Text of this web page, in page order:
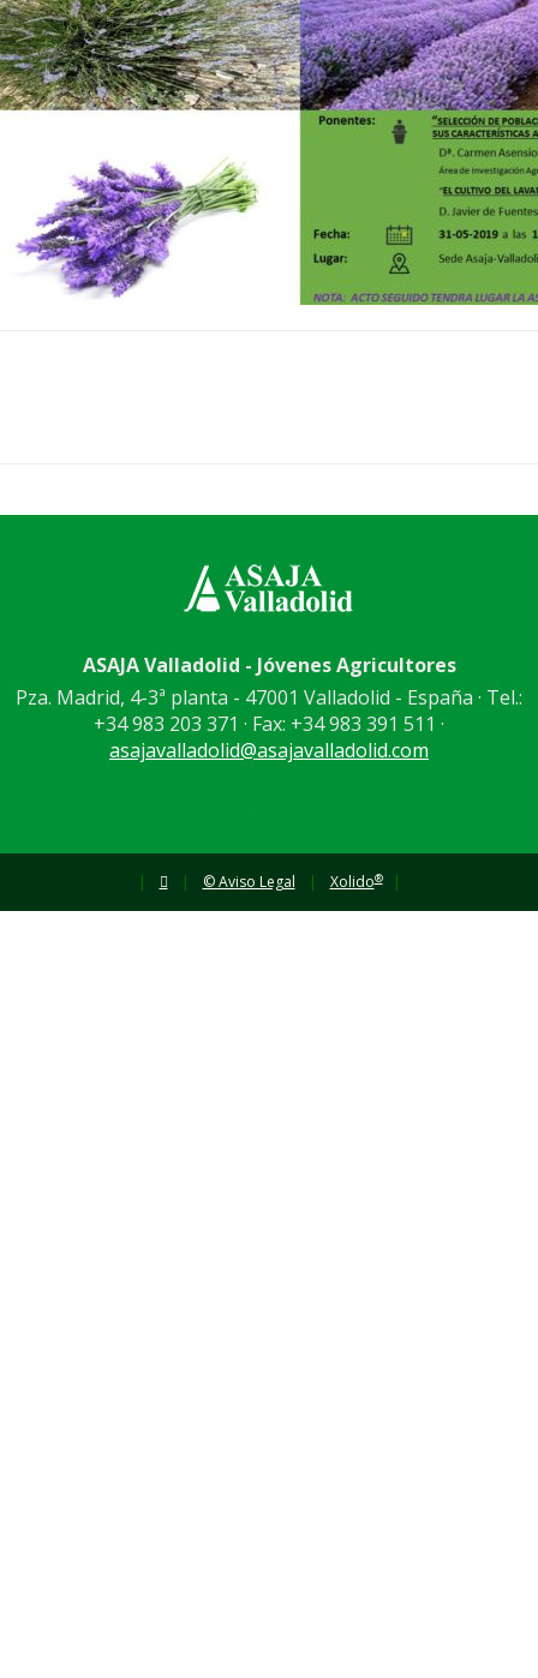
ASAJA Valladolid - Jóvenes Agricultores
Pza. Madrid, 4-3ª planta - 47001 Valladolid - España · Tel.:
+34 983 203 371 · Fax: +34 983 391 511 ·
asajavalladolid@asajavalladolid.com
| | © Aviso Legal | Xolido® |